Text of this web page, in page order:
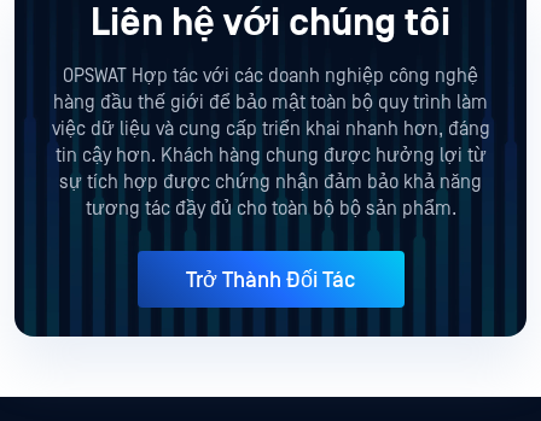
Liên hệ với chúng tôi
OPSWAT Hợp tác với các doanh nghiệp công nghệ
hàng đầu thế giới để bảo mật toàn bộ quy trình làm
việc dữ liệu và cung cấp triển khai nhanh hơn, đáng
tin cậy hơn. Khách hàng chung được hưởng lợi từ
sự tích hợp được chứng nhận đảm bảo khả năng
tương tác đầy đủ cho toàn bộ bộ sản phẩm.
Trở Thành Đối Tác